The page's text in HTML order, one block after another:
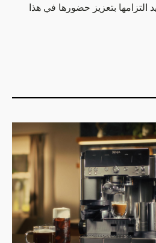
بتعزيز حضورها في هذا